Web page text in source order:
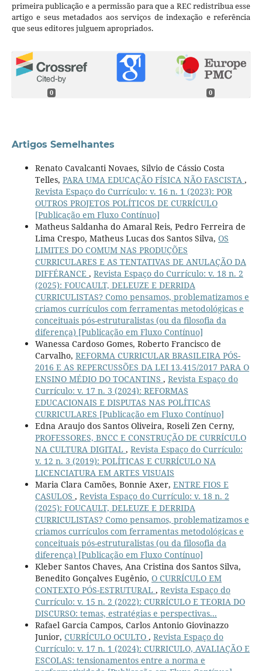
primeira publicação e a permissão para que a REC redistribua esse
artigo e seus metadados aos serviços de indexação e referência
que seus editores julguem apropriados.
0 0
Artigos Semelhantes
Renato Cavalcanti Novaes, Silvio de Cássio Costa
Telles, PARA UMA EDUCAÇÃO FÍSICA NÃO FASCISTA ,
Revista Espaço do Currículo: v. 16 n. 1 (2023): POR
OUTROS PROJETOS POLÍTICOS DE CURRÍCULO
[Publicação em Fluxo Contínuo]
Matheus Saldanha do Amaral Reis, Pedro Ferreira de
Lima Crespo, Matheus Lucas dos Santos Silva, OS
LIMITES DO COMUM NAS PRODUÇÕES
CURRICULARES E AS TENTATIVAS DE ANULAÇÃO DA
DIFFÉRANCE , Revista Espaço do Currículo: v. 18 n. 2
(2025): FOUCAULT, DELEUZE E DERRIDA
CURRICULISTAS? Como pensamos, problematizamos e
criamos currículos com ferramentas metodológicas e
conceituais pós-estruturalistas (ou da filosofia da
diferença) [Publicação em Fluxo Contínuo]
Wanessa Cardoso Gomes, Roberto Francisco de
Carvalho, REFORMA CURRICULAR BRASILEIRA PÓS-
2016 E AS REPERCUSSÕES DA LEI 13.415/2017 PARA O
ENSINO MÉDIO DO TOCANTINS , Revista Espaço do
Currículo: v. 17 n. 3 (2024): REFORMAS
EDUCACIONAIS E DISPUTAS NAS POLÍTICAS
CURRICULARES [Publicação em Fluxo Contínuo]
Edna Araujo dos Santos Oliveira, Roseli Zen Cerny,
PROFESSORES, BNCC E CONSTRUÇÃO DE CURRÍCULO
NA CULTURA DIGITAL , Revista Espaço do Currículo:
v. 12 n. 3 (2019): POLÍTICAS E CURRÍCULO NA
LICENCIATURA EM ARTES VISUAIS
Maria Clara Camões, Bonnie Axer, ENTRE FIOS E
CASULOS , Revista Espaço do Currículo: v. 18 n. 2
(2025): FOUCAULT, DELEUZE E DERRIDA
CURRICULISTAS? Como pensamos, problematizamos e
criamos currículos com ferramentas metodológicas e
conceituais pós-estruturalistas (ou da filosofia da
diferença) [Publicação em Fluxo Contínuo]
Kleber Santos Chaves, Ana Cristina dos Santos Silva,
Benedito Gonçalves Eugênio, O CURRÍCULO EM
CONTEXTO PÓS-ESTRUTURAL , Revista Espaço do
Currículo: v. 15 n. 2 (2022): CURRÍCULO E TEORIA DO
DISCURSO: temas, estratégias e perspectivas...
Rafael Garcia Campos, Carlos Antonio Giovinazzo
Junior, CURRÍCULO OCULTO , Revista Espaço do
Currículo: v. 17 n. 1 (2024): CURRICULO, AVALIAÇÃO E
ESCOLAS: tensionamentos entre a norma e